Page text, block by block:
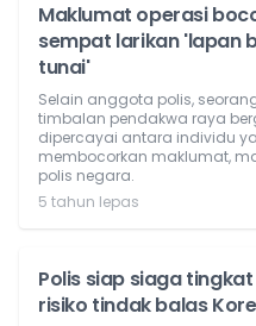
Maklumat operasi
sempat larikan 'lapan
tunai'
Selain anggota polis,
timbalan pendakwa raya
dipercayai antara individu
membocorkan maklumat,
polis negara.
5 tahun lepas
Polis siap siaga
risiko tindak balas